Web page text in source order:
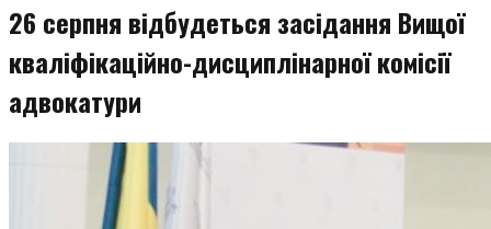
26 серпня відбудеться засідання Вищої
кваліфікаційно-дисциплінарної комісії
адвокатури